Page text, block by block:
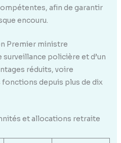
afin de garantir
encouru.
Premier ministre
policière et d’un
réduits, voire
fonctions depuis plus de dix
et allocations retraite